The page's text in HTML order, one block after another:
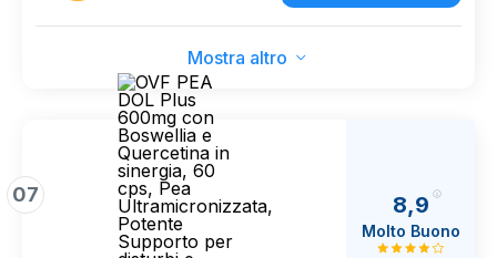
Mostra altro
07 8,9
Molto Buono